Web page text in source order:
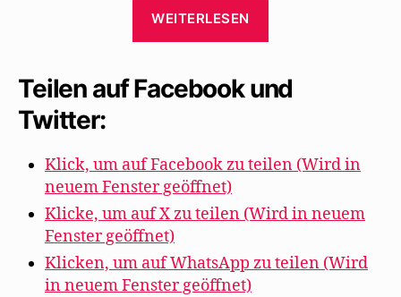
WEITERLESEN
beschreibt
den
DADA“
Teilen auf Facebook und
Twitter:
Klick, um auf Facebook zu teilen (Wird in
neuem Fenster geöffnet)
Klicke, um auf X zu teilen (Wird in neuem
Fenster geöffnet)
Klicken, um auf WhatsApp zu teilen (Wird
in neuem Fenster geöffnet)